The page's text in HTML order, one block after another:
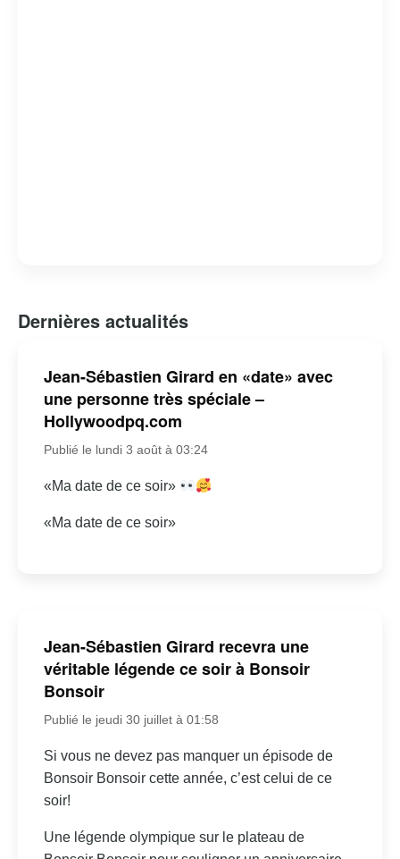
Dernières actualités
Jean-Sébastien Girard en «date» avec
une personne très spéciale –
Hollywoodpq.com
Publié le lundi 3 août à 03:24
«Ma date de ce soir»
«Ma date de ce soir»
Jean-Sébastien Girard recevra une
véritable légende ce soir à Bonsoir
Bonsoir
Publié le jeudi 30 juillet à 01:58
Si vous ne devez pas manquer un épisode de
Bonsoir Bonsoir cette année, c’est celui de ce
soir!
Une légende olympique sur le plateau de